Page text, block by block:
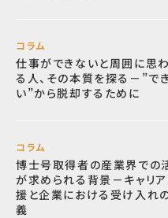
コラム
仕事ができないと周囲に思
る人、その本質を探る－”で
い”から脱却するために
コラム
博士号取得者の産業界での
が求められる背景－キャリ
援と企業における受け入れ
義